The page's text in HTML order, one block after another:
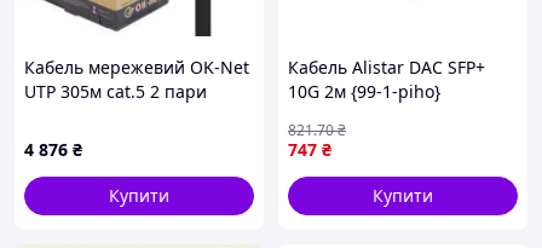
Кабель мережевий OK-Net
UTP 305м cat.5 2 пари
ВП (100) 2*2*0,50 / 305)
4 876 ₴
Купити
Кабель Alistar DAC SFP+
10G 2м {99-1-piho}
747 ₴
821.70₴
Купити